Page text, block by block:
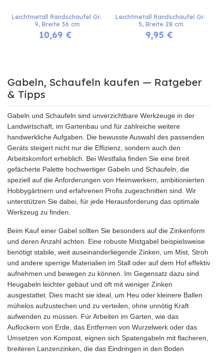
Leichtmetall Randschaufel Gr.
9, Breite 36 cm
10,69 €
Leichtmetall Randschaufel Gr.
5, Breite 28 cm
9,95 €
Gabeln, Schaufeln kaufen — Ratgeber
& Tipps
Gabeln und Schaufeln sind unverzichtbare Werkzeuge in der
Landwirtschaft, im Gartenbau und für zahlreiche weitere
handwerkliche Aufgaben. Die bewusste Auswahl des passenden
Geräts steigert nicht nur die Effizienz, sondern auch den
Arbeitskomfort erheblich. Bei Westfalia finden Sie eine breit
gefächerte Palette hochwertiger Gabeln und Schaufeln, die
speziell auf die Anforderungen von Heimwerkern, ambitionierten
Hobbygärtnern und erfahrenen Profis zugeschnitten sind. Wir
unterstützen Sie dabei, für jede Herausforderung das optimale
Werkzeug zu finden.
Beim Kauf einer Gabel sollten Sie besonders auf die Zinkenform
und deren Anzahl achten. Eine robuste Mistgabel beispielsweise
benötigt stabile, weit auseinanderliegende Zinken, um Mist, Stroh
und andere sperrige Materialien im Stall oder auf dem Hof effektiv
aufnehmen und bewegen zu können. Im Gegensatz dazu sind
Heugabeln leichter gebaut und oft mit weniger Zinken
ausgestattet. Dies macht sie ideal, um Heu oder kleinere Ballen
mühelos aufzustechen und zu verteilen, ohne unnötig Kraft
aufwenden zu müssen. Für Arbeiten im Garten, wie das
Auflockern von Erde, das Entfernen von Wurzelwerk oder das
Umsetzen von Kompost, eignen sich Spatengabeln mit flacheren,
breiteren Lanzenzinken, die das Eindringen in den Boden